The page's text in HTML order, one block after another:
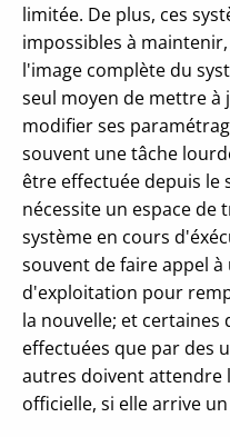
limitée. De plus, ces
impossibles à
l'image complète du
seul moyen de mettre à
modifier ses
souvent une tâche
être effectuée depuis le
nécessite un espace de
système en cours
souvent de faire appel
d'exploitation pour
la nouvelle; et certaines
effectuées que par des
autres doivent attendre
officielle, si elle arrive